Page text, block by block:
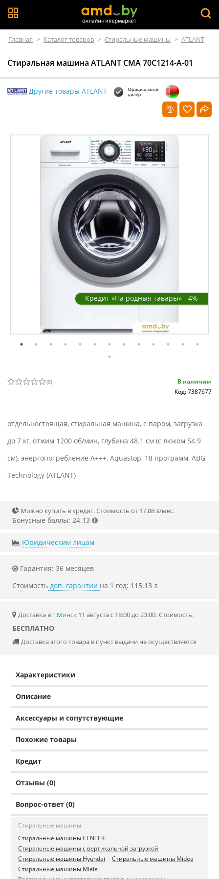
Главная > Каталог товаров > Стиральные машины > ATLANT
Стиральная машина ATLANT СМА 70С1214-А-01
Другие товары ATLANT
Кредит «На родныя тавары» - 4%
(0)
В наличии
Код: 7387677
отдельностоящая, стиральная машина, с паром, загрузка
до 7 кг, отжим 1200 об/мин, глубина 48.1 см (с люком 54.9
см), энергопотребление A+++, Aquastop, 18 программ, ABG
Technology (ATLANT)
Можно купить в кредит. Стоимость от 17.88 ƃ/мec.
Бонусные баллы: 24.13
Юридическим лицам
Гарантия: 36 месяцев
Стоимость доп. гарантии на 1 год: 115.13 ƃ
Доставка в г.Минск 11 августа с 18:00 до 23:00. Стоимость:
БЕСПЛАТНО
Доставка этого товара в пункт выдачи не осуществляется
Характеристики
Описание
Аксессуары и сопутствующие
Похожие товары
Кредит
Отзывы (0)
Вопрос-ответ (0)
Стиральные машины
Стиральные машины CENTEK
Стиральные машины с вертикальной загрузкой
Стиральные машины Hyundai
Стиральные машины Midea
Стиральные машины Miele